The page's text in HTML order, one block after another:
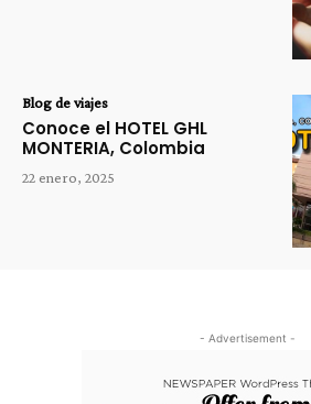
Blog de viajes
Conoce el HOTEL GHL
MONTERIA, Colombia
22 enero, 2025
- Advertisement -